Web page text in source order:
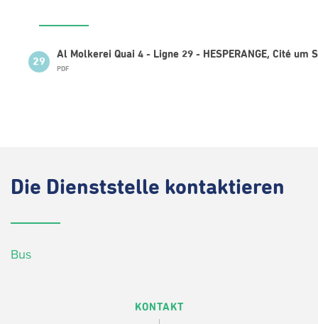
29
Al Molkerei Quai 4 - Ligne 29 - HESPERANGE, Cité um
PDF
Die Dienststelle kontaktieren
Bus
KONTAKT